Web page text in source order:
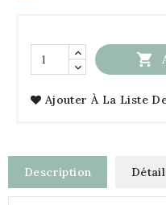

Ajouter À La Liste
Description